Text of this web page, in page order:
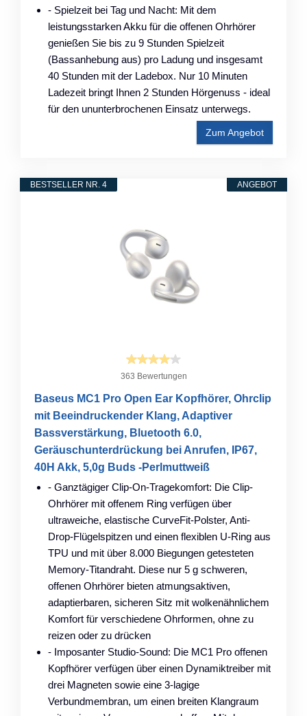
- Spielzeit bei Tag und Nacht: Mit dem
leistungsstarken Akku für die offenen Ohrhörer
genießen Sie bis zu 9 Stunden Spielzeit
(Bassanhebung aus) pro Ladung und insgesamt
40 Stunden mit der Ladebox. Nur 10 Minuten
Ladezeit bringt Ihnen 2 Stunden Hörgenuss - ideal
für den ununterbrochenen Einsatz unterwegs.
Zum Angebot
ANGEBOT
BESTSELLER NR. 4
363 Bewertungen
Baseus MC1 Pro Open Ear Kopfhörer, Ohrclip
mit Beeindruckender Klang, Adaptiver
Bassverstärkung, Bluetooth 6.0,
Geräuschunterdrückung bei Anrufen, IP67,
40H Akk, 5,0g Buds -Perlmuttweiß
- Ganztägiger Clip-On-Tragekomfort: Die Clip-
Ohrhörer mit offenem Ring verfügen über
ultraweiche, elastische CurveFit-Polster, Anti-
Drop-Flügelspitzen und einen flexiblen U-Ring aus
TPU und mit über 8.000 Biegungen getesteten
Memory-Titandraht. Diese nur 5 g schweren,
offenen Ohrhörer bieten atmungsaktiven,
adaptierbaren, sicheren Sitz mit wolkenähnlichem
Komfort für verschiedene Ohrformen, ohne zu
reizen oder zu drücken
- Imposanter Studio-Sound: Die MC1 Pro offenen
Kopfhörer verfügen über einen Dynamiktreiber mit
drei Magneten sowie eine 3-lagige
Verbundmembran, um einen breiten Klangraum